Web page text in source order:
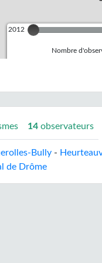
2012
Nombre
14 observateurs
Bully -
de Drôme